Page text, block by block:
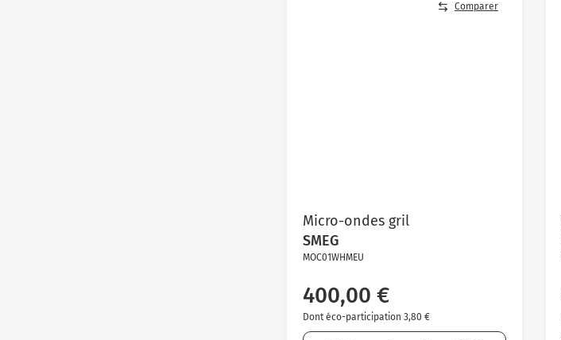
Comparer
Micro-ondes gril
SMEG
MOC01WHMEU
400,00 €
Dont éco-participation 3,80 €